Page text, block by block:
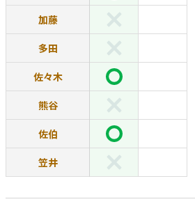
加藤
多田
佐々木
熊谷
佐伯
笠井